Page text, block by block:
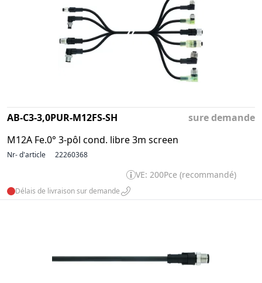
AB-C3-3,0PUR-M12FS-SH
M12A Fe.0° 3-pôl cond. libre 3m screen
sure demande
Nr- d'article 22260368
VE: 200Pce (recommandé)
Délais de livraison sur demande